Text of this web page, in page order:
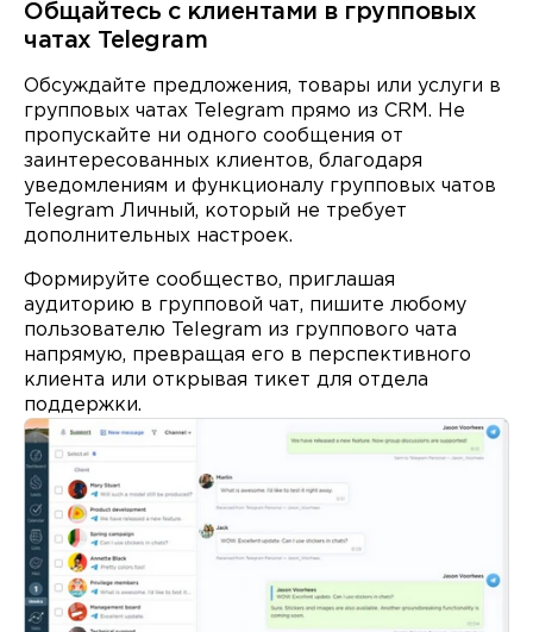
Общайтесь с клиентами в групповых
чатах Telegram
Обсуждайте предложения, товары или услуги в
групповых чатах Telegram прямо из CRM. Не
пропускайте ни одного сообщения от
заинтересованных клиентов, благодаря
уведомлениям и функционалу групповых чатов
Telegram Личный, который не требует
дополнительных настроек.
Формируйте сообщество, приглашая
аудиторию в групповой чат, пишите любому
пользователю Telegram из группового чата
напрямую, превращая его в перспективного
клиента или открывая тикет для отдела
поддержки.